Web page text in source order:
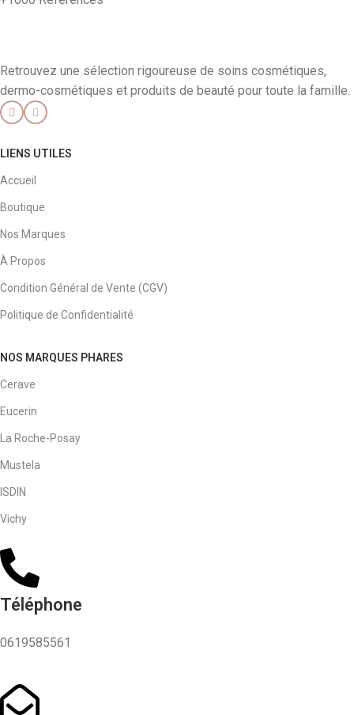
Retrouvez une sélection rigoureuse de soins cosmétiques,
dermo-cosmétiques et produits de beauté pour toute la famille.
LIENS UTILES
Accueil
Boutique
Nos Marques
À Propos
Condition Général de Vente (CGV)
Politique de Confidentialité
NOS MARQUES PHARES
Cerave
Eucerin
La Roche-Posay
Mustela
ISDIN
Vichy
Téléphone
0619585561